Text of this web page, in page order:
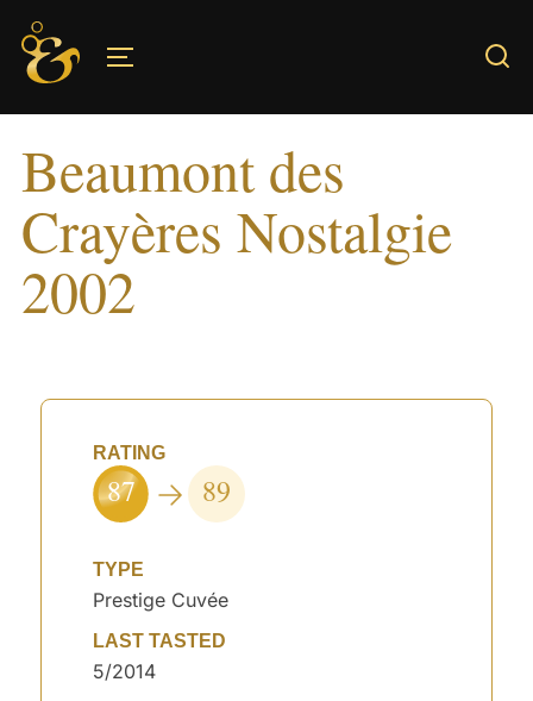
Skip
content
Beaumont des
Crayères Nostalgie
2002
RATING
87 89
TYPE
Prestige Cuvée
LAST TASTED
5/2014